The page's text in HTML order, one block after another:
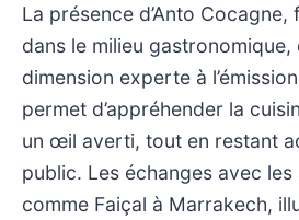
La présence d’Anto
dans le milieu gastronomique,
dimension experte à
permet d’appréhender la
un œil averti, tout en restant
public. Les échanges avec
comme Faiçal à Marrakech,